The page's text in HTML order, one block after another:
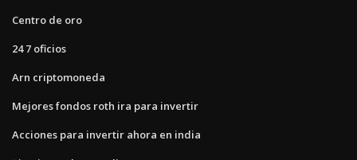
Centro de oro
24 7 oficios
Arn criptomoneda
Mejores fondos roth ira para invertir
Acciones para invertir ahora en india